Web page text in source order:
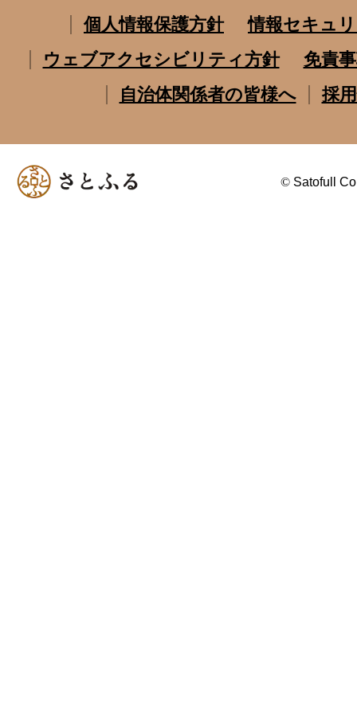
個人情報保護方針
情報セキュ
ウェブアクセシビリティ方針
免責
自治体関係者の皆様へ
採
© Satofull